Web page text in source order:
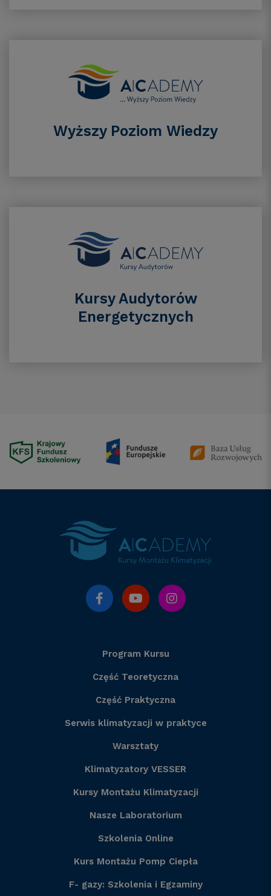
Wyższy Poziom Wiedzy
Kursy Audytorów
Energetycznych
Program Kursu
Część Teoretyczna
Część Praktyczna
Serwis klimatyzacji w praktyce
Warsztaty
Klimatyzatory VESSER
Kursy Montażu Klimatyzacji
Nasze Laboratorium
Szkolenia Online
Kurs Montażu Pomp Ciepła
F- gazy: Szkolenia i Egzaminy